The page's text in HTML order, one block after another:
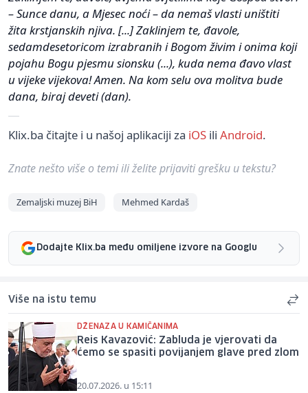
– Sunce danu, a Mjesec noći – da nemaš vlasti uništiti
žita krstjanskih njiva. [...] Zaklinjem te, đavole,
sedamdesetoricom izrabranih i Bogom živim i onima koji
pojahu Bogu pjesmu sionsku (...), kuda nema đavo vlast
u vijeke vijekova! Amen. Na kom selu ova molitva bude
dana, biraj deveti (dan).
Klix.ba čitajte i u našoj aplikaciji za iOS ili Android.
Znate nešto više o temi ili želite prijaviti grešku u tekstu?
Zemaljski muzej BiH Mehmed Kardaš
Dodajte Klix.ba među omiljene izvore na Googlu
Više na istu temu
DŽENAZA U KAMIČANIMA
Reis Kavazović: Zabluda je vjerovati da
ćemo se spasiti povijanjem glave pred zlom
20.07.2026. u 15:11